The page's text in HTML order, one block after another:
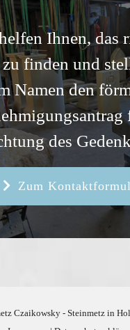
Ihnen, das
finden und
Namen den
des
Zum
Czaikowsky - Steinmetz in